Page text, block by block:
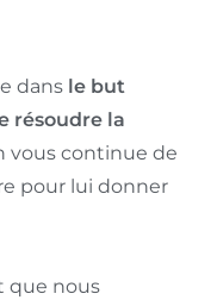
dans le but
résoudre la
vous continue de
pour lui donner
que nous